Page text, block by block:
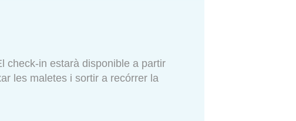
check-in estarà disponible a partir
les maletes i sortir a recórrer la